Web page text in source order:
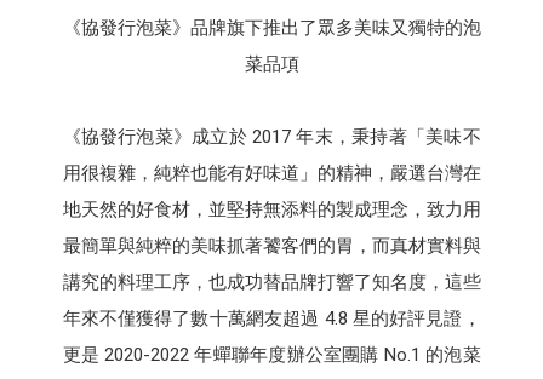
《協發行泡菜》品牌旗下推出了眾多美味又獨特的泡
菜品項
《協發行泡菜》成立於 2017 年末，秉持著「美味不
用很複雜，純粹也能有好味道」的精神，嚴選台灣在
地天然的好食材，並堅持無添料的製成理念，致力用
最簡單與純粹的美味抓著饕客們的胃，而真材實料與
講究的料理工序，也成功替品牌打響了知名度，這些
年來不僅獲得了數十萬網友超過 4.8 星的好評見證，
更是 2020-2022 年蟬聯年度辦公室團購 No.1 的泡菜